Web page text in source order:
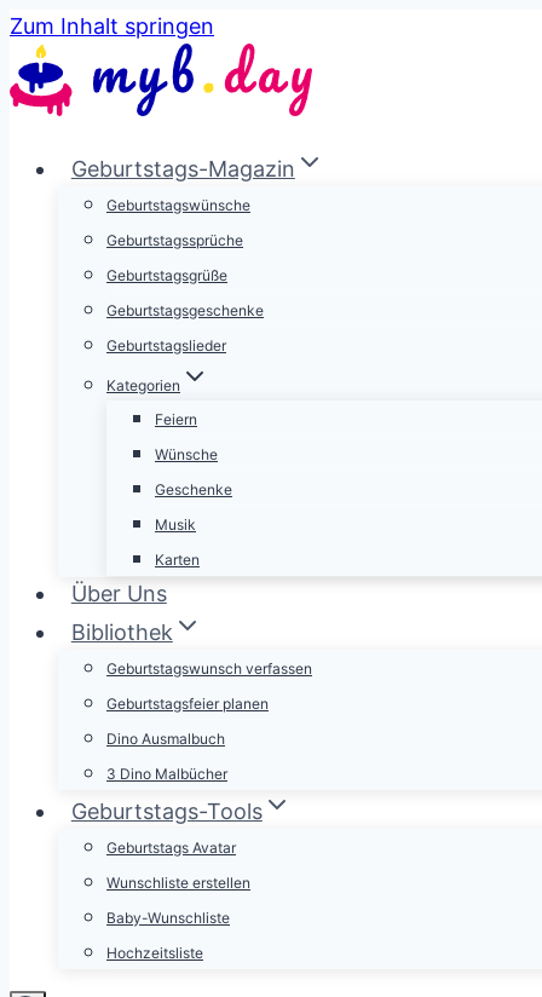
Zum Inhalt springen
Geburtstags-Magazin
Geburtstagswünsche
Geburtstagssprüche
Geburtstagsgrüße
Geburtstagsgeschenke
Geburtstagslieder
Kategorien
Feiern
Wünsche
Geschenke
Musik
Karten
Über Uns
Bibliothek
Geburtstagswunsch verfassen
Geburtstagsfeier planen
Dino Ausmalbuch
3 Dino Malbücher
Geburtstags-Tools
Geburtstags Avatar
Wunschliste erstellen
Baby-Wunschliste
Hochzeitsliste